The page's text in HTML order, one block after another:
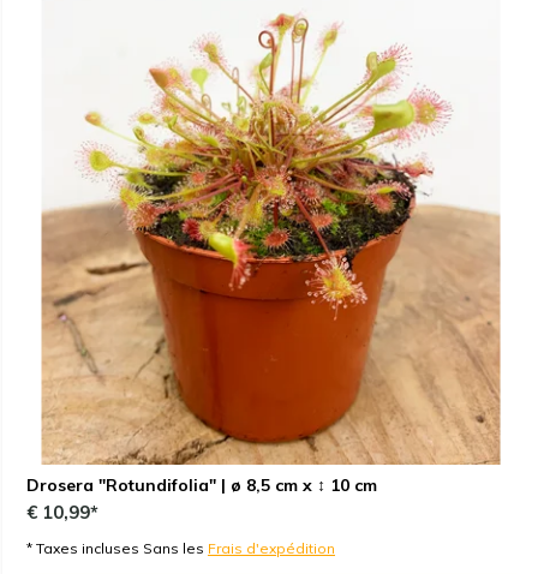
Drosera "Rotundifolia" | ø 8,5 cm x ↕ 10 cm
€ 10,99*
* Taxes incluses Sans les Frais d'expédition